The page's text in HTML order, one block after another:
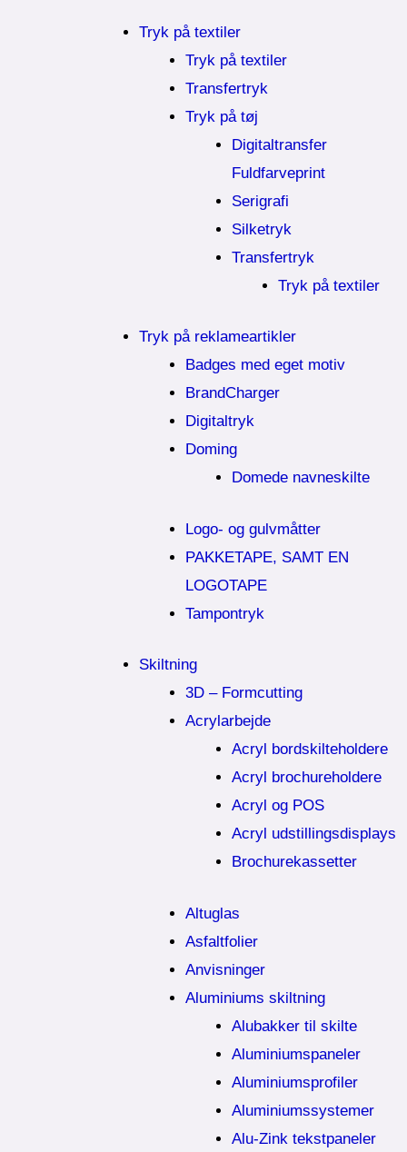
Tryk på textiler
Tryk på textiler
Transfertryk
Tryk på tøj
Digitaltransfer
Fuldfarveprint
Serigrafi
Silketryk
Transfertryk
Tryk på textiler
Tryk på reklameartikler
Badges med eget motiv
BrandCharger
Digitaltryk
Doming
Domede navneskilte
Logo- og gulvmåtter
PAKKETAPE, SAMT EN
LOGOTAPE
Tampontryk
Skiltning
3D – Formcutting
Acrylarbejde
Acryl bordskilteholdere
Acryl brochureholdere
Acryl og POS
Acryl udstillingsdisplays
Brochurekassetter
Altuglas
Asfaltfolier
Anvisninger
Aluminiums skiltning
Alubakker til skilte
Aluminiumspaneler
Aluminiumsprofiler
Aluminiumssystemer
Alu-Zink tekstpaneler